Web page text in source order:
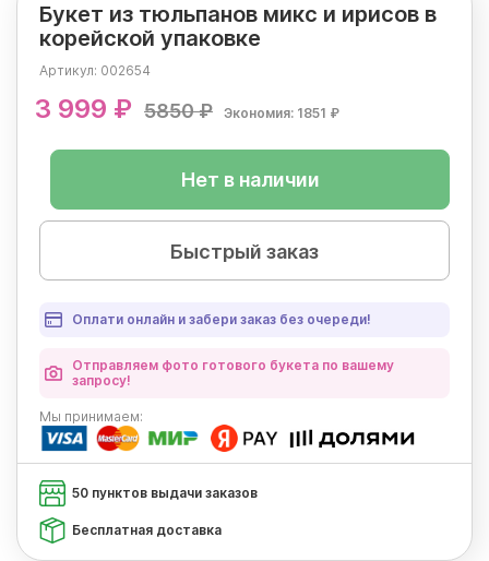
Букет из тюльпанов микс и ирисов в
корейской упаковке
Артикул: 002654
3 999 ₽ 5850 ₽ Экономия: 1851 ₽
Нет в наличии
Быстрый заказ
Оплати онлайн и забери заказ без очереди!
Отправляем фото готового букета по вашему
запросу!
Мы принимаем:
50 пунктов выдачи заказов
Бесплатная доставка